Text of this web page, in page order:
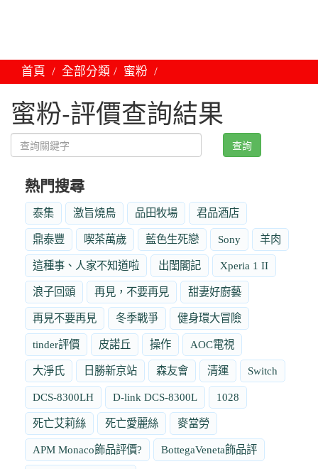
首頁 全部分類 蜜粉
蜜粉-評價查詢結果
查詢
熱門搜尋
泰集 激旨燒鳥 品田牧場 君品酒店
鼎泰豐 喫茶萬歲 藍色生死戀 Sony 羊肉
這種事、人家不知道啦 出閨閣記 Xperia 1 II
浪子回頭 再見，不要再見 甜妻好廚藝
再見不要再見 冬季戰爭 健身環大冒險
tinder評價 皮諾丘 操作 AOC電視
大淨氏 日勝新京站 森友會 清運 Switch
DCS-8300LH D-link DCS-8300L 1028
死亡艾莉絲 死亡愛麗絲 麥當勞
APM Monaco飾品評價? BottegaVeneta飾品評